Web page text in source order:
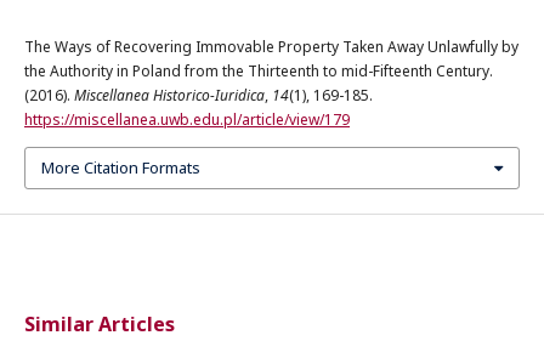
The Ways of Recovering Immovable Property Taken Away Unlawfully by
the Authority in Poland from the Thirteenth to mid-Fifteenth Century.
(2016). Miscellanea Historico-Iuridica, 14(1), 169-185.
https://miscellanea.uwb.edu.pl/article/view/179
More Citation Formats
Similar Articles